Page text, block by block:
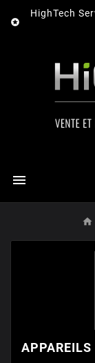

HighTech

APPAREILS